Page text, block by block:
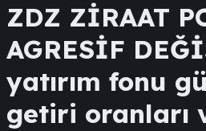
ZDZ ZİRAAT
AGRESİF
yatırım fonu
getiri oranları